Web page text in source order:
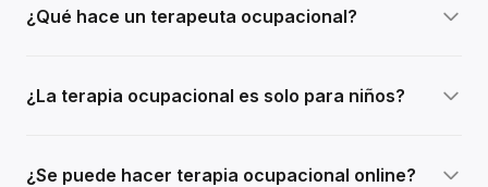
¿Qué hace un terapeuta ocupacional?
¿La terapia ocupacional es solo para niños?
¿Se puede hacer terapia ocupacional online?